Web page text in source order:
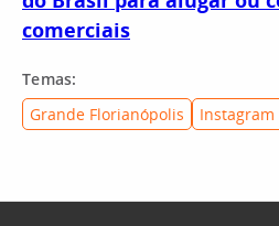
comerciais
Temas:
Grande Florianópolis
Instagram